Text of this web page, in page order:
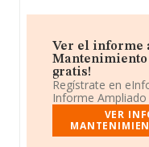
Ver el informe
Mantenimiento
gratis!
Regístrate en
Informe
VER